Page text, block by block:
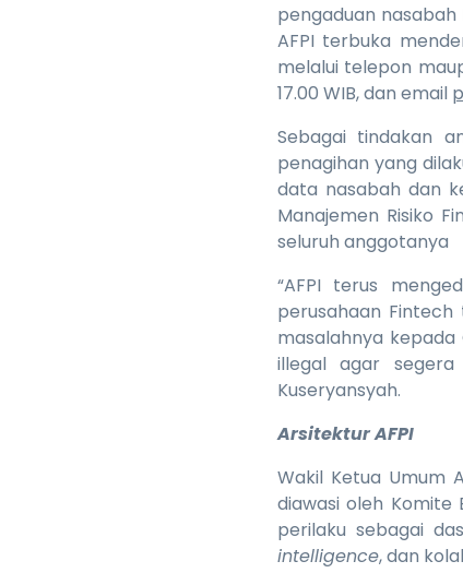
pengaduan
AFPI terbuka
melalui telepon
17.00 WIB, dan email
Sebagai tindakan
penagihan yang
data nasabah dan
Manajemen Risiko
seluruh anggotanya
“AFPI terus
perusahaan
masalahnya
illegal agar
Kuseryansyah.
Arsitektur AFPI
Wakil Ketua Umum
diawasi oleh Komite
perilaku sebagai
intelligence, dan